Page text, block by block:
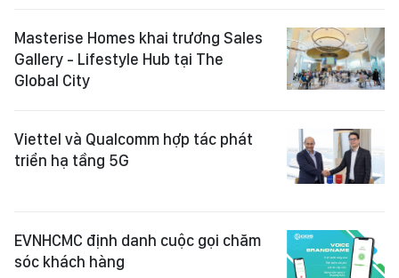
Masterise Homes khai trương Sales
Gallery - Lifestyle Hub tại The
Global City
Viettel và Qualcomm hợp tác phát
triển hạ tầng 5G
EVNHCMC định danh cuộc gọi chăm
sóc khách hàng